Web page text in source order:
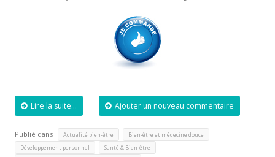
Lire la suite... Ajouter un nouveau commentaire
Publié dans Actualité bien-être Bien-être et médecine douce
Développement personnel Santé & Bien-être